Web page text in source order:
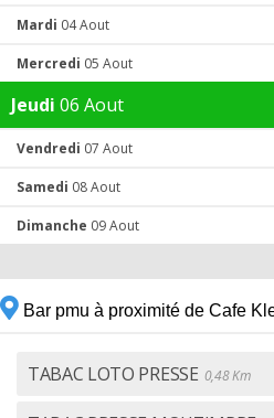
Mardi 04 Aout
Mercredi 05 Aout
Jeudi 06 Aout
Vendredi 07 Aout
Samedi 08 Aout
Dimanche 09 Aout
Bar pmu à proximité de Cafe
TABAC LOTO PRESSE 0,48 Km